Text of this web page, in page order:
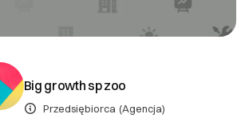
Big growth sp zoo
Przedsiębiorca (Agencja)
DOWIEDZ SIĘ WIĘCEJ